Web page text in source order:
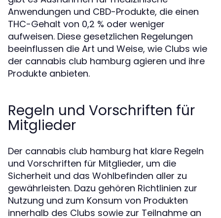
Anwendungen und CBD-Produkte, die einen
THC-Gehalt von 0,2 % oder weniger
aufweisen. Diese gesetzlichen Regelungen
beeinflussen die Art und Weise, wie Clubs wie
der cannabis club hamburg agieren und ihre
Produkte anbieten.
Regeln und Vorschriften für
Mitglieder
Der cannabis club hamburg hat klare Regeln
und Vorschriften für Mitglieder, um die
Sicherheit und das Wohlbefinden aller zu
gewährleisten. Dazu gehören Richtlinien zur
Nutzung und zum Konsum von Produkten
innerhalb des Clubs sowie zur Teilnahme an